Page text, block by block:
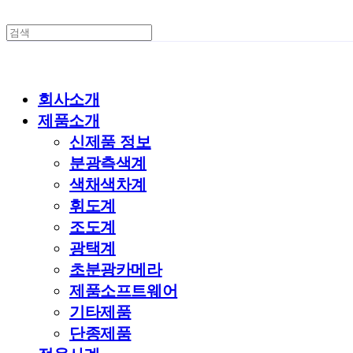
회사소개
제품소개
신제품 정보
분광측색계
색채색차계
휘도계
조도계
광택계
초분광카메라
제품소프트웨어
기타제품
단종제품